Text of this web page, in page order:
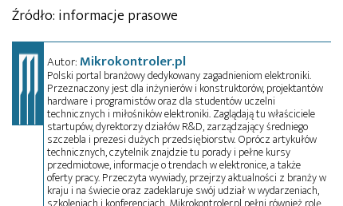
Źródło: informacje prasowe
Autor:Mikrokontroler.pl
Polski portal branżowy dedykowany zagadnieniom elektroniki.
Przeznaczony jest dla inżynierów i konstruktorów, projektantów
hardware i programistów oraz dla studentów uczelni
technicznych i miłośników elektroniki. Zaglądają tu właściciele
startupów, dyrektorzy działów R&D, zarządzający średniego
szczebla i prezesi dużych przedsiębiorstw. Oprócz artykułów
technicznych, czytelnik znajdzie tu porady i pełne kursy
przedmiotowe, informacje o trendach w elektronice, a także
oferty pracy. Przeczyta wywiady, przejrzy aktualności z branży w
kraju i na świecie oraz zadeklaruje swój udział w wydarzeniach,